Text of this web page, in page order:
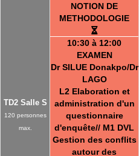
TD2 Salle S
120 personnes
max.
NOTION DE
METHODOLOGIE
10:30 à 12:00
EXAMEN
Dr SILUE Donakpo/Dr
LAGO
L2 Elaboration et
administration d'un
questionnaire
d'enquête// M1 DVL
Gestion des conflits
autour des